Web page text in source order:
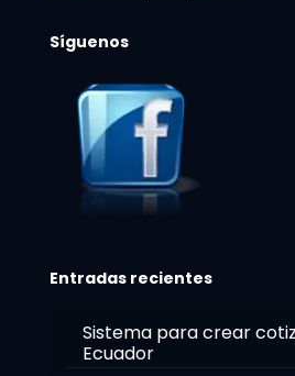
Síguenos
Entradas recientes
Sistema para crear
Ecuador